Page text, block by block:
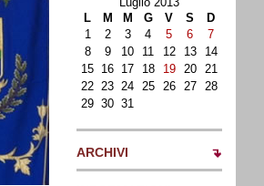
L
M M G V S
D
1
2 3 4 5 6
7
8
9 10 11 12 13
14
15 16 17 18 19 20
21
22 23 24 25 26 27
28
29 30 31
ARCHIVI